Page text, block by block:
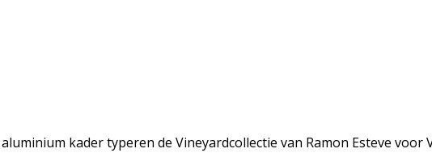
kader typeren de Vineyardcollectie van Ramon Esteve voor